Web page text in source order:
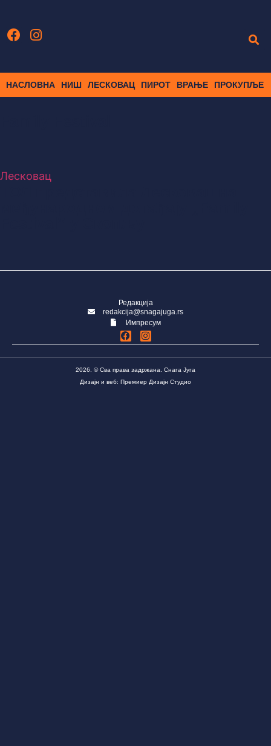
НАСЛОВНА НИШ ЛЕСКОВАЦ ПИРОТ ВРАЊЕ ПРОКУПЉЕ
Лесковац
Редакција
redakcija@snagajuga.rs
Импресум
2026. © Сва права задржана. Снага Југа
Дизајн и веб: Премиер Дизајн Студио